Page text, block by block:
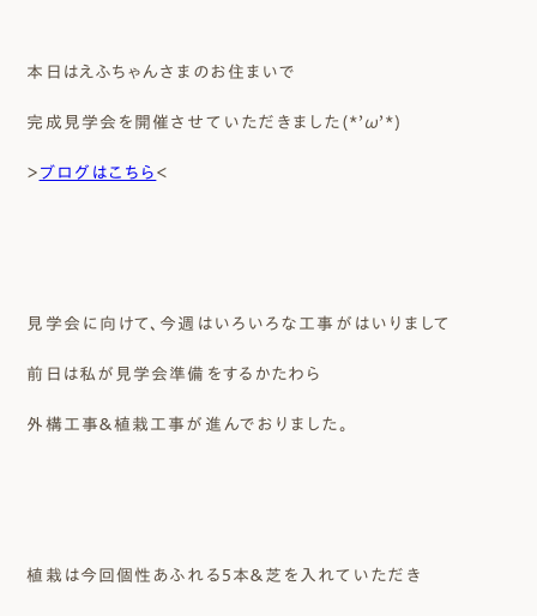
本日はえふちゃんさまのお住まいで
完成見学会を開催させていただきました(*’ω’*)
＞ ブログはこちら ＜
見学会に向けて、今週はいろいろな工事がはいりまして
前日は私が見学会準備をするかたわら
外構工事＆植栽工事が進んでおりました。
植栽は今回個性あふれる5本＆芝を入れていただき